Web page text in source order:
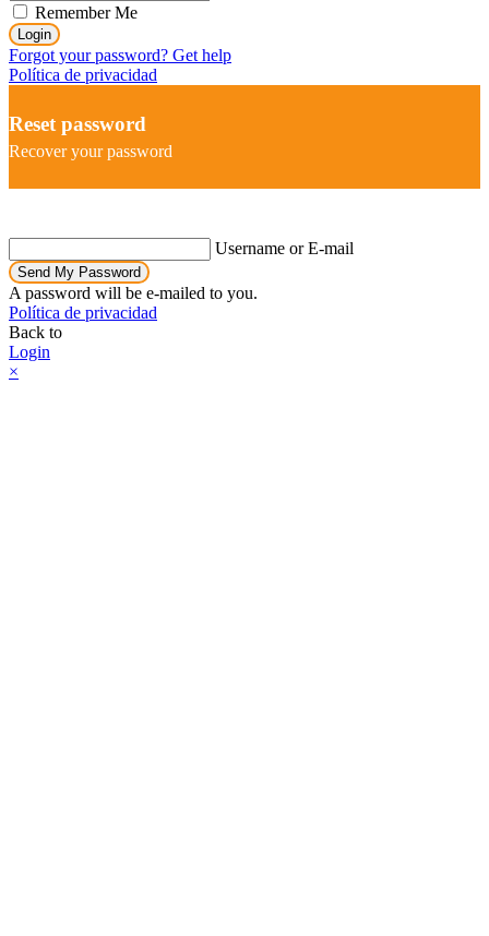
Remember Me
Login
Forgot your password? Get help
Política de privacidad
Reset password
Recover your password
Username or E-mail
Send My Password
A password will be e-mailed to you.
Política de privacidad
Back to
Login
×